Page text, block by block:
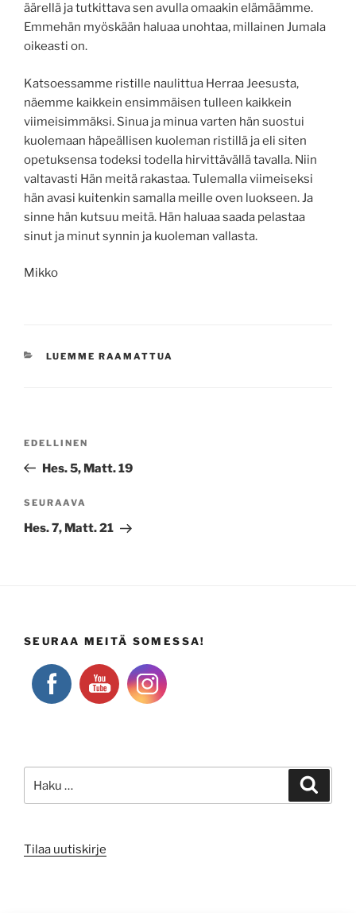
äärellä ja tutkittava sen avulla omaakin elämäämme.
Emmehän myöskään haluaa unohtaa, millainen Jumala
oikeasti on.
Katsoessamme ristille naulittua Herraa Jeesusta,
näemme kaikkein ensimmäisen tulleen kaikkein
viimeisimmäksi. Sinua ja minua varten hän suostui
kuolemaan häpeällisen kuoleman ristillä ja eli siten
opetuksensa todeksi todella hirvittävällä tavalla. Niin
valtavasti Hän meitä rakastaa. Tulemalla viimeiseksi
hän avasi kuitenkin samalla meille oven luokseen. Ja
sinne hän kutsuu meitä. Hän haluaa saada pelastaa
sinut ja minut synnin ja kuoleman vallasta.
Mikko
KATEGORIAT
LUEMME RAAMATTUA
Edellinen
artikkeli
EDELLINEN
Hes. 5, Matt. 19
Seuraava
artikkeli
SEURAAVA
Hes. 7, Matt. 21
SEURAA MEITÄ SOMESSA!
Tilaa uutiskirje